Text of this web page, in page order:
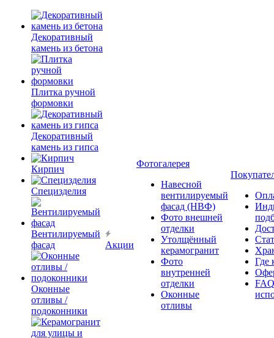
Декоративный
камень из бетона
Плитка ручной
формовки
Декоративный
камень из гипса
Кирпич
Специзделия
Вентилируемый
фасад
Оконные
отливы /
подоконники
Акции
Фотогалерея
Навесной
вентилируемый
фасад (НВФ)
Фото внешней
отделки
Утолщённый
керамогранит
Фото
внутренней
отделки
Оконные
отливы
Где